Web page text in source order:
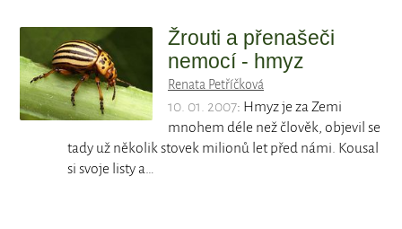
Žrouti a přenašeči
nemocí - hmyz
Renata Petříčková
10. 01. 2007: Hmyz je za Zemi
mnohem déle než člověk, objevil se
tady už několik stovek milionů let před námi. Kousal
si svoje listy a…